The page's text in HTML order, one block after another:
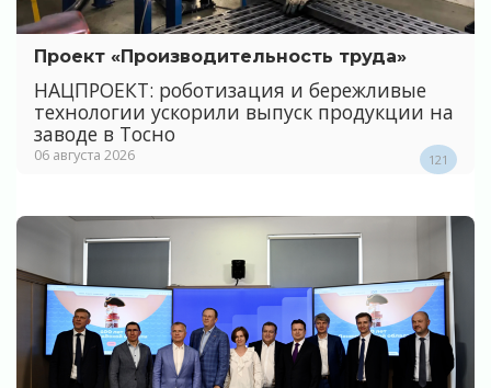
Проект «Производительность труда»
НАЦПРОЕКТ: роботизация и бережливые
технологии ускорили выпуск продукции на
заводе в Тосно
06 августа 2026 121